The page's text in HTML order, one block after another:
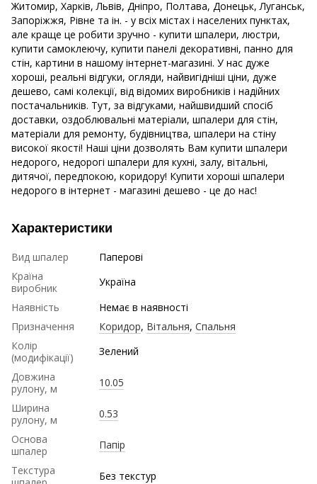
Житомир, Харків, Львів, Дніпро, Полтава, Донецьк, Луганськ,
Запоріжжя, Рівне та ін. - у всіх містах і населених пунктах,
але краще це робити зручно - купити шпалери, люстри,
купити самоклеючу, купити панелі декоративні, панно для
стін, картини в нашому інтернет-магазині. У нас дуже
хороші, реальні відгуки, огляди, найвигідніші ціни, дуже
дешево, самі колекції, від відомих виробників і надійних
постачальників. Тут, за відгуками, найшвидший спосіб
доставки, оздоблювальні матеріали, шпалери для стін,
матеріали для ремонту, будівництва, шпалери на стіну
високої якості! Наші ціни дозволять Вам купити шпалери
недорого, недорогі шпалери для кухні, залу, вітальні,
дитячої, передпокою, коридору! Купити хороші шпалери
недорого в інтернет - магазині дешево - це до нас!
Характеристики
Вид шпалер
Паперові
Країна
виробник
Україна
Наявність
Немає в наявності
Призначення
Коридор, Вітальня, Спальня
Колір
(модифікації)
Зелений
Довжина
рулону, м
10.05
Ширина
рулону, м
0.53
Основа
шпалер
Папір
Текстура
Без текстур